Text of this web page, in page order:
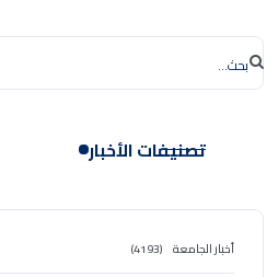
تصنيفات الأخبار
أخبار الجامعة (4193)